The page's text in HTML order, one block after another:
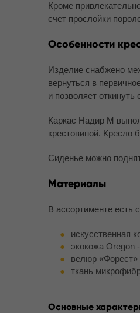
Кроме
счет прослойки
Особенности
Изделие снабжено
вернуться в
и позволяет
Каркас Надир М
крестовиной. Кресло
Сиденье можно
Материалы
В ассортименте есть
искусственная
экокожа Oregon
велюр «Форест»
ткань
Основные